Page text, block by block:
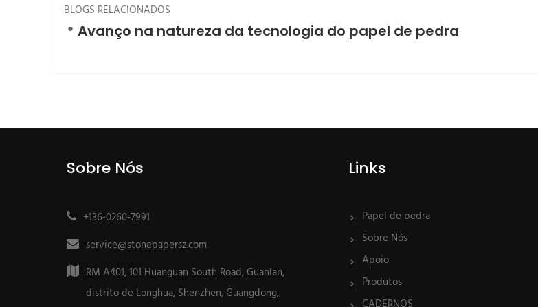
BLOGS RELACIONADOS
Avanço na natureza da tecnologia do papel de pedra
Sobre Nós
+136-0260-7991
service@stonepapersz.com
RM A401, 101 Huanguan South Road, Guanlan,
distrito de Longhua, Shenzhen, Guangdong,
Links
Papel de pedra
Sobre Nós
Apoio
Produtos